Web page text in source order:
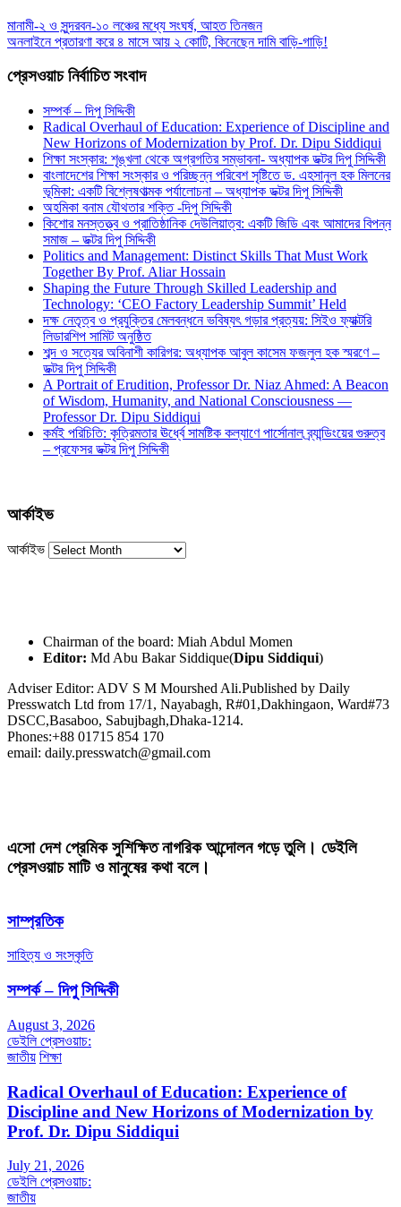
মানামী-২ ও সুন্দরবন-১০ লঞ্চের মধ্যে সংঘর্ষ, আহত তিনজন
অনলাইনে প্রতারণা করে ৪ মাসে আয় ২ কোটি, কিনেছেন দামি বাড়ি-গাড়ি!
প্রেসওয়াচ নির্বাচিত সংবাদ
সম্পর্ক – দিপু সিদ্দিকী
Radical Overhaul of Education: Experience of Discipline and
New Horizons of Modernization by Prof. Dr. Dipu Siddiqui
শিক্ষা সংস্কার: শৃঙ্খলা থেকে অগ্রগতির সম্ভাবনা- অধ্যাপক ডক্টর দিপু সিদ্দিকী
বাংলাদেশের শিক্ষা সংস্কার ও পরিচ্ছন্ন পরিবেশ সৃষ্টিতে ড. এহসানুল হক মিলনের
ভূমিকা: একটি বিশ্লেষণাত্মক পর্যালোচনা – অধ্যাপক ডক্টর দিপু সিদ্দিকী
অহমিকা বনাম যৌথতার শক্তি -দিপু সিদ্দিকী
কিশোর মনস্তত্ত্ব ও প্রাতিষ্ঠানিক দেউলিয়াত্ব: একটি জিডি এবং আমাদের বিপন্ন
সমাজ – ডক্টর দিপু সিদ্দিকী
Politics and Management: Distinct Skills That Must Work
Together By Prof. Aliar Hossain
Shaping the Future Through Skilled Leadership and
Technology: ‘CEO Factory Leadership Summit’ Held
দক্ষ নেতৃত্ব ও প্রযুক্তির মেলবন্ধনে ভবিষ্যৎ গড়ার প্রত্যয়: সিইও ফ্যাক্টরি
লিডারশিপ সামিট অনুষ্ঠিত
শব্দ ও সত্যের অবিনাশী কারিগর: অধ্যাপক আবুল কাসেম ফজলুল হক স্মরণে –
ডক্টর দিপু সিদ্দিকী
A Portrait of Erudition, Professor Dr. Niaz Ahmed: A Beacon
of Wisdom, Humanity, and National Consciousness —
Professor Dr. Dipu Siddiqui
কর্মই পরিচিতি: কৃত্রিমতার ঊর্ধ্বে সামষ্টিক কল্যাণে পার্সোনাল ব্র্যান্ডিংয়ের গুরুত্ব
– প্রফেসর ডক্টর দিপু সিদ্দিকী
আর্কাইভ
আর্কাইভ
Chairman of the board: Miah Abdul Momen
Editor: Md Abu Bakar Siddique(Dipu Siddiqui)
Adviser Editor: ADV S M Mourshed Ali.Published by Daily
Presswatch Ltd from 17/1, Nayabagh, R#01,Dakhingaon, Ward#73
DSCC,Basaboo, Sabujbagh,Dhaka-1214.
Phones:+88 01715 854 170
email: daily.presswatch@gmail.com
এসো দেশ প্রেমিক সুশিক্ষিত নাগরিক আন্দোলন গড়ে তুলি। ডেইলি
প্রেসওয়াচ মাটি ও মানুষের কথা বলে।
সাম্প্রতিক
সাহিত্য ও সংস্কৃতি
সম্পর্ক – দিপু সিদ্দিকী
August 3, 2026
ডেইলি প্রেসওয়াচ:
জাতীয় শিক্ষা
Radical Overhaul of Education: Experience of
Discipline and New Horizons of Modernization by
Prof. Dr. Dipu Siddiqui
July 21, 2026
ডেইলি প্রেসওয়াচ:
জাতীয়